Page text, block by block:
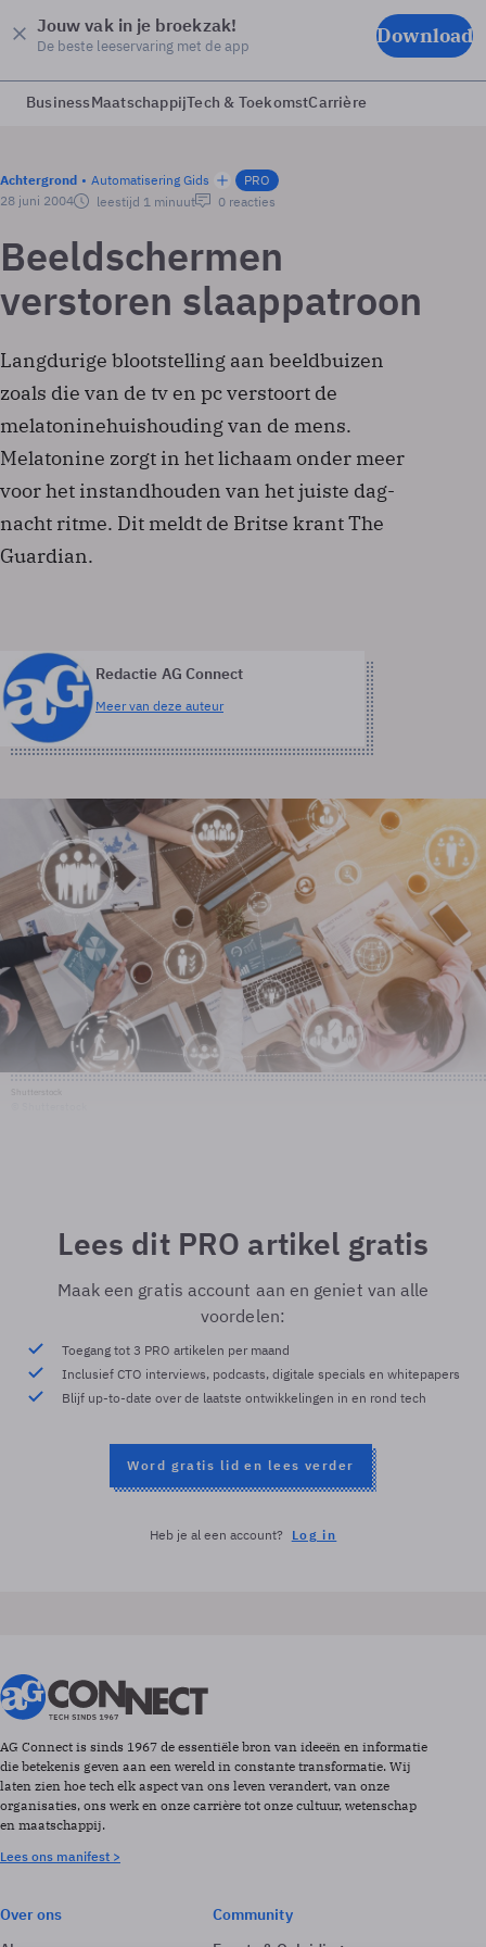
Jouw vak in je broekzak!
De beste leeservaring met de app Download
BusinessMaatschappijTech & ToekomstCarrière
Achtergrond Automatisering Gids
PRO
28 juni 2004
leestijd 1 minuut 0 reacties
Beeldschermen
verstoren slaappatroon
Langdurige blootstelling aan beeldbuizen
zoals die van de tv en pc verstoort de
melatoninehuishouding van de mens.
Melatonine zorgt in het lichaam onder meer
voor het instandhouden van het juiste dag-
nacht ritme. Dit meldt de Britse krant The
Guardian.
Redactie AG Connect
Meer van deze auteur
Lees dit PRO artikel gratis
Maak een gratis account aan en geniet van alle
voordelen:
Toegang tot 3 PRO artikelen per maand
Inclusief CTO interviews, podcasts, digitale specials en whitepapers
Blijf up-to-date over de laatste ontwikkelingen in en rond tech
Word gratis lid en lees verder
Heb je al een account? Log in
AG Connect is sinds 1967 de essentiële bron van ideeën en informatie
die betekenis geven aan een wereld in constante transformatie. Wij
laten zien hoe tech elk aspect van ons leven verandert, van onze
organisaties, ons werk en onze carrière tot onze cultuur, wetenschap
en maatschappij.
Lees ons manifest >
Over ons
Community